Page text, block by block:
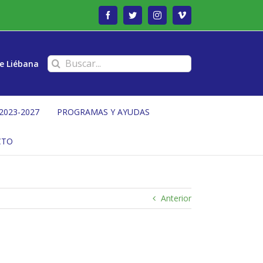
FacebookTwitterInstagramVimeo
Liébana Buscar:
2027 PROGRAMAS Y AYUDAS
Anterior